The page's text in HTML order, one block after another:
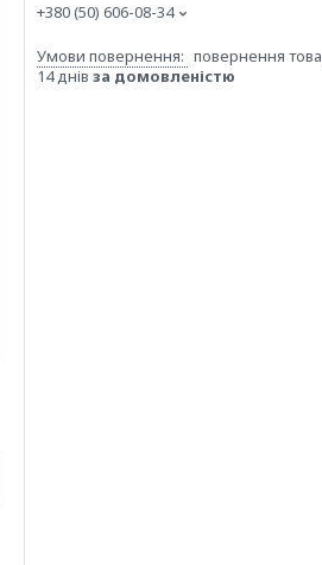
+380 (50) 606-08-34
повернення
14 днів за домовленістю